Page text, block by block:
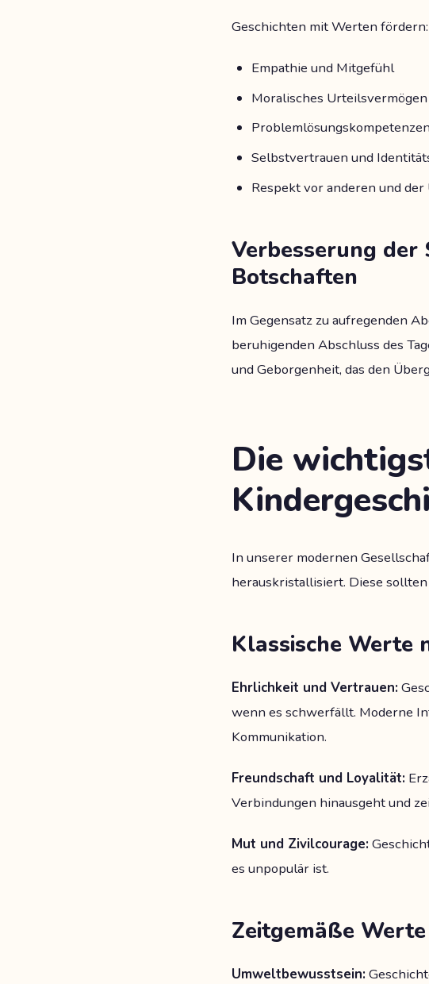
Geschichten mit Werten fördern:
Empathie und Mitgefühl
Moralisches Urteilsvermögen
Problemlösungskompetenzen
Selbstvertrauen und
Respekt vor anderen und
Verbesserung
Botschaften
Im Gegensatz zu aufregenden
beruhigenden Abschluss des
und Geborgenheit, das den
Die
In unserer modernen
herauskristallisiert. Diese
Klassische Werte
Ehrlichkeit und Vertrauen:
wenn es schwerfällt. Moderne
Kommunikation.
Freundschaft und Loyalität:
Verbindungen hinausgeht und
Mut und Zivilcourage:
es unpopulär ist.
Zeitgemäße
Umweltbewusstsein: